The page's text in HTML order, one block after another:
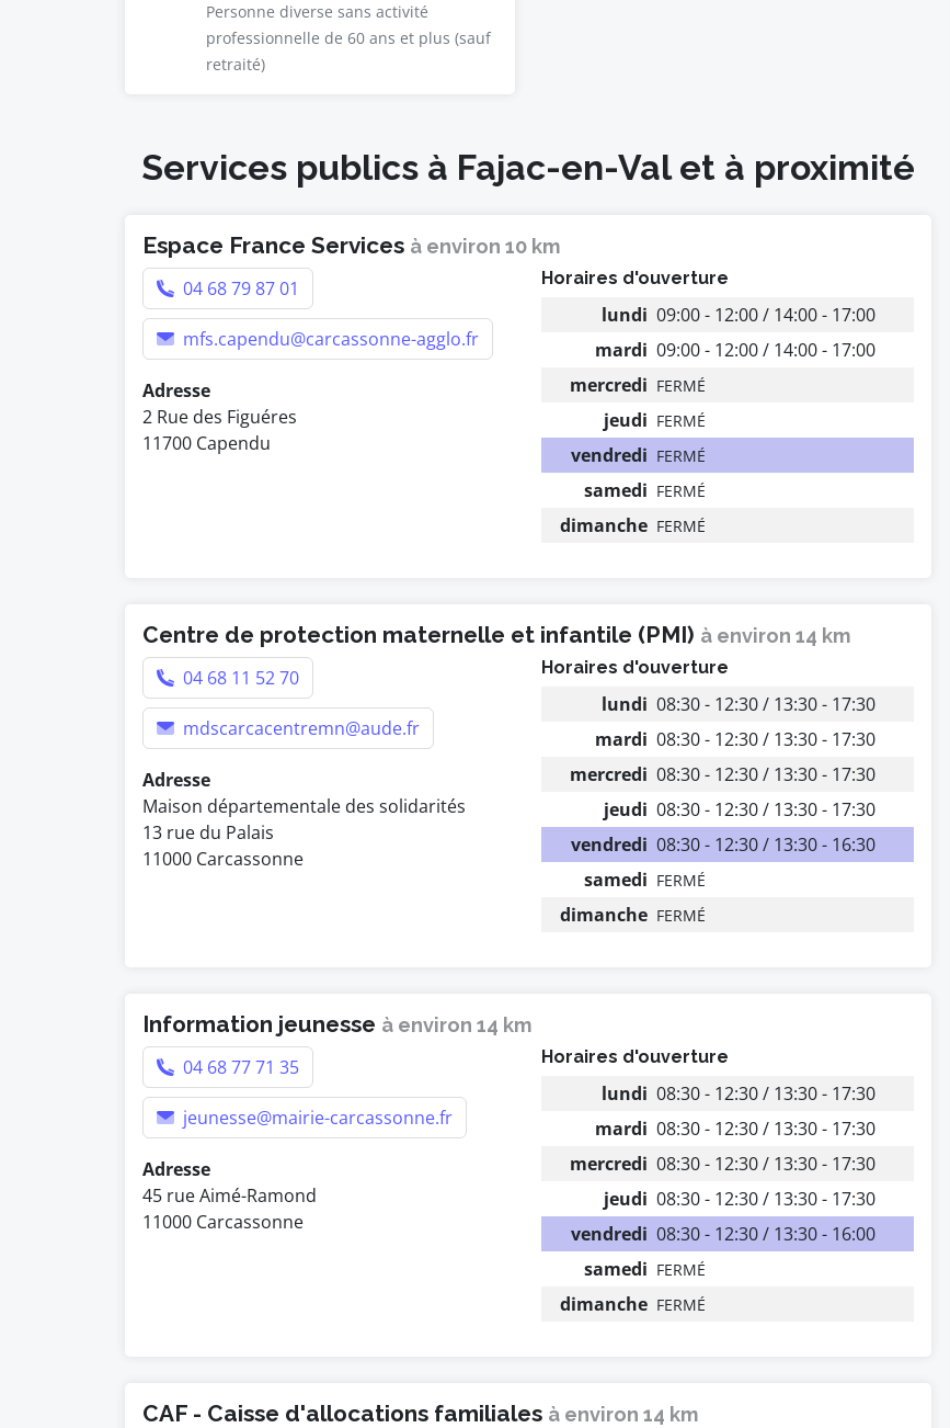
Personne diverse sans activité
professionnelle de 60 ans et plus (sauf
retraité)
Services publics à Fajac-en-Val et à proximité
Espace France Services à environ 10 km
04 68 79 87 01
mfs.capendu@carcassonne-agglo.fr
Adresse
2 Rue des Figuéres
11700 Capendu
Horaires d'ouverture
lundi 09:00 - 12:00 / 14:00 - 17:00
mardi 09:00 - 12:00 / 14:00 - 17:00
mercredi FERMÉ
jeudi FERMÉ
vendredi FERMÉ
samedi FERMÉ
dimanche FERMÉ
Centre de protection maternelle et infantile (PMI) à environ 14 km
04 68 11 52 70
mdscarcacentremn@aude.fr
Adresse
Maison départementale des solidarités
13 rue du Palais
11000 Carcassonne
Horaires d'ouverture
lundi 08:30 - 12:30 / 13:30 - 17:30
mardi 08:30 - 12:30 / 13:30 - 17:30
mercredi 08:30 - 12:30 / 13:30 - 17:30
jeudi 08:30 - 12:30 / 13:30 - 17:30
vendredi 08:30 - 12:30 / 13:30 - 16:30
samedi FERMÉ
dimanche FERMÉ
Information jeunesse à environ 14 km
04 68 77 71 35
jeunesse@mairie-carcassonne.fr
Adresse
45 rue Aimé-Ramond
11000 Carcassonne
Horaires d'ouverture
lundi 08:30 - 12:30 / 13:30 - 17:30
mardi 08:30 - 12:30 / 13:30 - 17:30
mercredi 08:30 - 12:30 / 13:30 - 17:30
jeudi 08:30 - 12:30 / 13:30 - 17:30
vendredi 08:30 - 12:30 / 13:30 - 16:00
samedi FERMÉ
dimanche FERMÉ
CAF - Caisse d'allocations familiales à environ 14 km